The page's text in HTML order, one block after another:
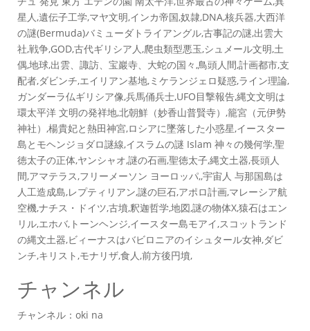
星人,遺伝子­工学,マヤ文明,インカ帝国,奴隷,DNA,核兵器,大西洋
の謎(Bermuda)バ­ミューダトライアングル,古事記の謎,出雲大
社,戦争,GOD,古代­ギリシア人,爬虫類型悪玉,シュメール文明,土
偶,地球,出雲、諏訪、宝巖寺、大蛇の­国々,鳥頭人間,計画都市,支
配者,ダビンチ,エイリアン基地,ミケランジェロ疑惑,­ライン理論,
ガンダーラ仏ギリシア像,兵馬俑兵士,UFO目撃報告,縄文文明は
環太平洋 文明の発祥地,北朝鮮（妙香山普賢寺）,籠宮（元伊勢
神社）,楊貴妃と熱田神宮,ロ­シアに墜落した小惑星,イースター
島とモヘンジョダロ謎線,イスラムの謎 Islam 神々の幾何学,聖
徳太子の正体,ヤンシャオ,謎の石画,聖徳太子,縄文土器,長頭人
間,アマテラス,フリーメーソン ヨーロッパ,,宇宙人 与那国島は
人工造成島,レプティリアン,謎の巨石,アポロ計画,マレーシア航
空機,ナチス・ドイツ,古墳,釈迦哲学,地図,謎の物体X,猿石はエン
リル,エホバ,トーンヘンジ,イースター島モアイ,スコットランド
の縄文土器,ビィーナスはバビロニアのイシュタール女神,ダビ
ンチ,キリスト,モナリザ,食人,前方後円墳,
チャンネル
チャンネル：oki na